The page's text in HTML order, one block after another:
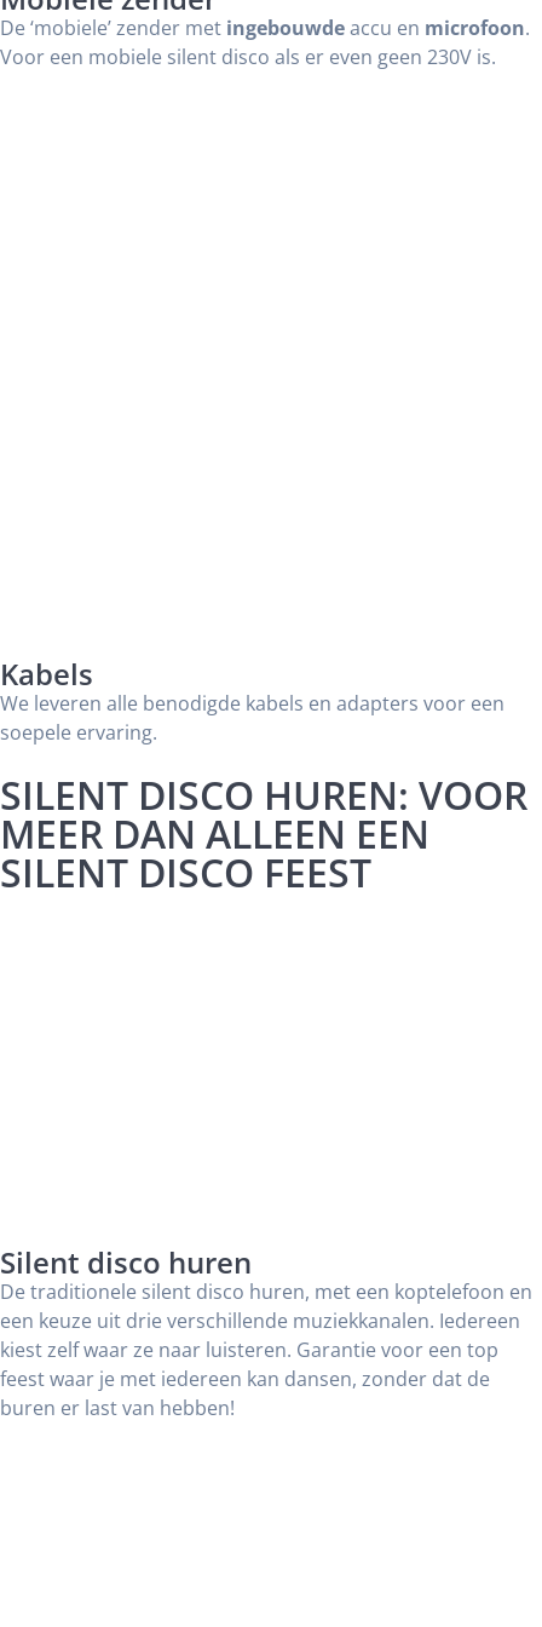
De ‘mobiele’ zender met ingebouwdeaccu en microfoon.
Voor een mobiele silent disco als er even geen 230V is.
Kabels
We leveren alle benodigde kabels en adapters voor een
soepele ervaring.
SILENT DISCO HUREN: VOOR
MEER DAN ALLEEN EEN
SILENT DISCO FEEST
Silent disco huren
De traditionele silent disco huren, met een koptelefoon en
een keuze uit drie verschillende muziekkanalen. Iedereen
kiest zelf waar ze naar luisteren. Garantie voor een top
feest waar je met iedereen kan dansen, zonder dat de
buren er last van hebben!